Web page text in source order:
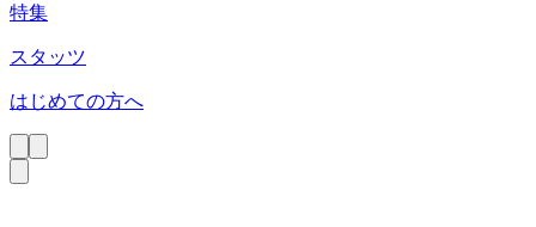
特集
スタッツ
はじめての方へ